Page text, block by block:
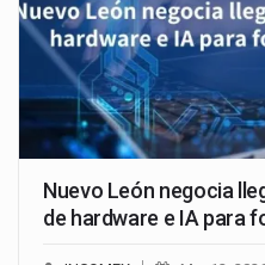
Nuevo León negocia
de hardware e IA para